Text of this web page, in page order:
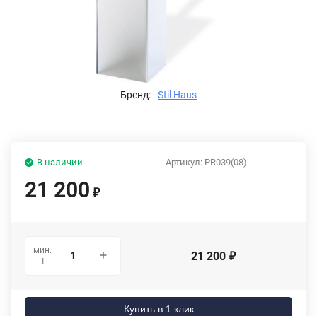
Бренд: Stil Haus
Артикул: PR039(08)
В наличии
21 200 ₽
мин.
1
21 200 ₽
Купить в 1 клик